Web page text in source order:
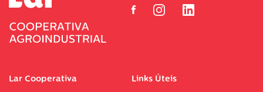
Lar Cooperativa Links Úteis